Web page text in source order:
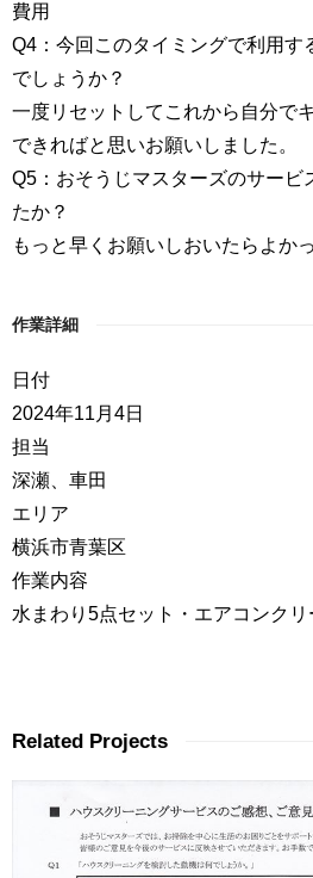
費用
Q4：今回このタイミングで利用す
でしょうか？
一度リセットしてこれから自分で
できればと思いお願いしました。
Q5：おそうじマスターズのサービ
たか？
もっと早くお願いしおいたらよか
作業詳細
日付
2024年11月4日
担当
深瀬、車田
エリア
横浜市青葉区
作業内容
水まわり5点セット・エアコンク
Related Projects